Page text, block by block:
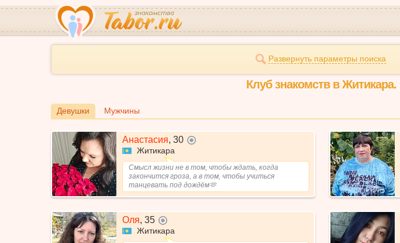
Развернуть параметры поиска
Клуб знакомств в Житикара.
Девушки Мужчины
Анастасия, 30
Житикара
Смысл жизни не в том, чтобы ждать, когда
закончится гроза, а в том, чтобы учиться
танцевать под дождём🫶
Оля, 35
Житикара